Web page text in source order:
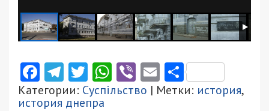
Facebook
Telegram
Twitter
WhatsApp
ViberEmail
Категории: Суспільство | Метки: история,
история днепра